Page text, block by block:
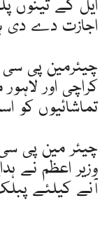
ایل کے تینوں
اجازت دے دی
چیئرمین پی سی
کراچی اور
تماشائیوں کو
چیئر مین پی
وزیر اعظم نے
آنے کیلئے